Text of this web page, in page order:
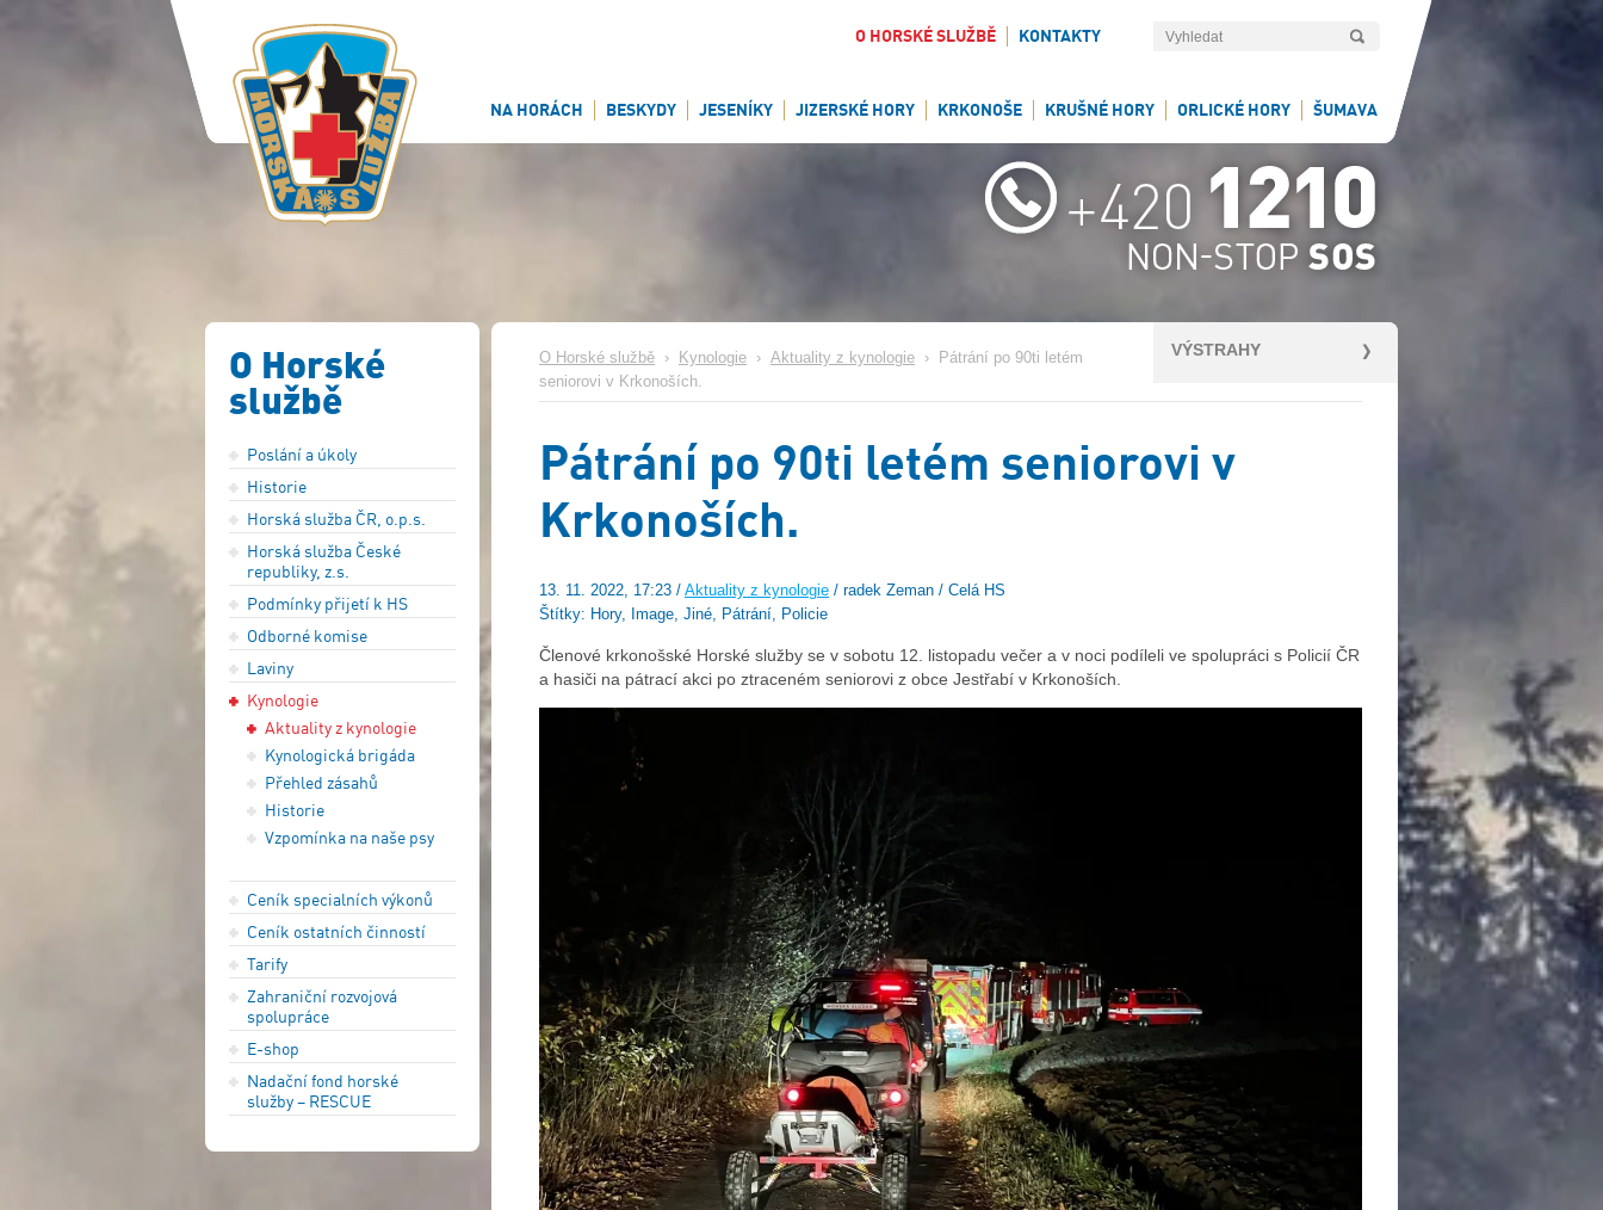
O HORSKÉ SLUŽBĚ KONTAKTY
NA HORÁCH BESKYDY JESENÍKY JIZERSKÉ HORY KRKONOŠE KRUŠNÉ HORY ORLICKÉ HORY ŠUMAVA
O Horské
službě
Poslání a úkoly
Historie
Horská služba ČR, o.p.s.
Horská služba České
republiky, z.s.
Podmínky přijetí k HS
Odborné komise
Laviny
Kynologie
Aktuality z kynologie
Kynologická brigáda
Přehled zásahů
Historie
Vzpomínka na naše psy
Ceník specialních výkonů
Ceník ostatních činností
Tarify
Zahraniční rozvojová
spolupráce
E-shop
Nadační fond horské
služby – RESCUE
VÝSTRAHY
O Horské službě › Kynologie › Aktuality z kynologie ›
Pátrání po 90ti letém
seniorovi v Krkonoších.
Pátrání po 90ti letém seniorovi v
Krkonoších.
13. 11. 2022, 17:23 / Aktuality z kynologie / radek Zeman / Celá HS
Štítky: Hory, Image, Jiné, Pátrání, Policie
Členové krkonošské Horské služby se v sobotu 12. listopadu večer a v noci podíleli ve spolupráci s Policií ČR
a hasiči na pátrací akci po ztraceném seniorovi z obce Jestřabí v Krkonoších.